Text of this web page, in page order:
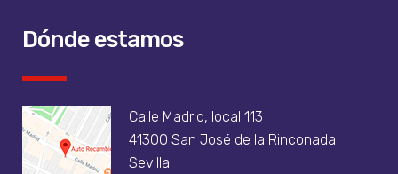
Dónde estamos
Calle Madrid, local 113
41300 San José de la Rinconada
Sevilla